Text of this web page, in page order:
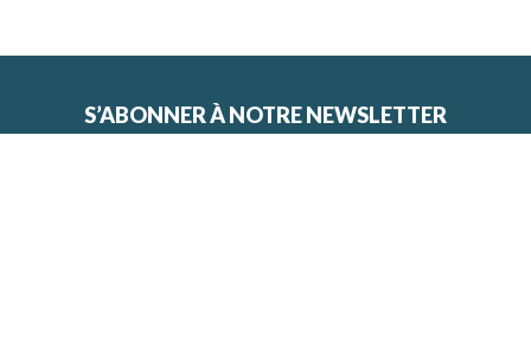
S’ABONNER À NOTRE NEWSLETTER